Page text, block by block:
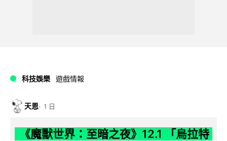
科技娛樂 遊戲情報
天恩 1 日
《魔獸世界：至暗之夜》12.1 「烏拉特